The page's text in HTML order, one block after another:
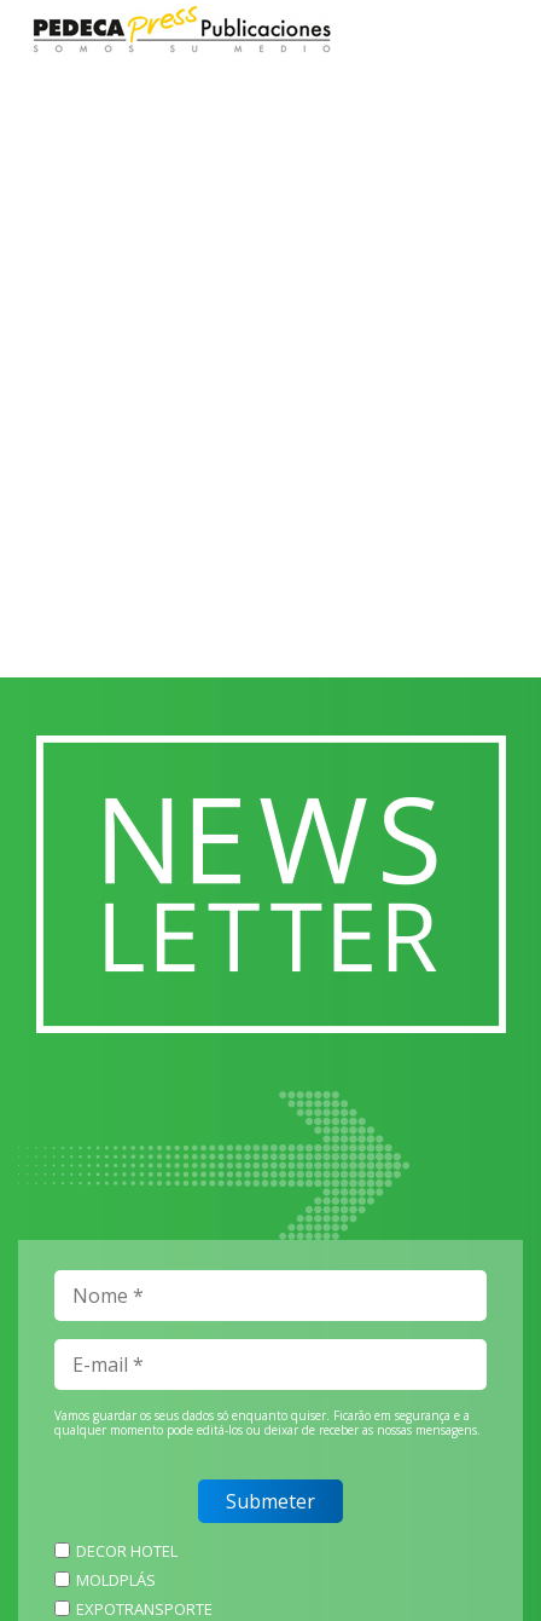
Vamos guardar os seus dados só enquanto quiser. Ficarão em segurança e a
qualquer momento pode editá-los ou deixar de receber as nossas mensagens.
DECOR HOTEL
MOLDPLÁS
EXPOTRANSPORTE